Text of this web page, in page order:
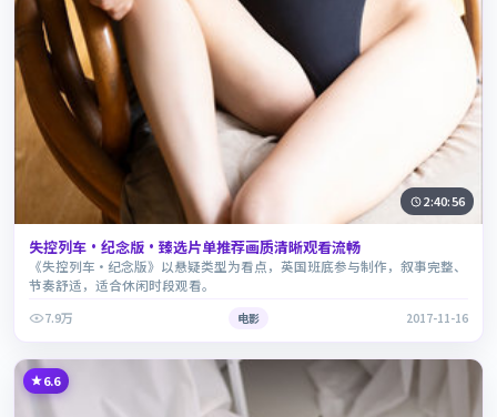
2:40:56
失控列车·纪念版·臻选片单推荐画质清晰观看流畅
《失控列车·纪念版》以悬疑类型为看点，英国班底参与制作，叙事完整、
节奏舒适，适合休闲时段观看。
7.9万
电影 2017-11-16
6.6